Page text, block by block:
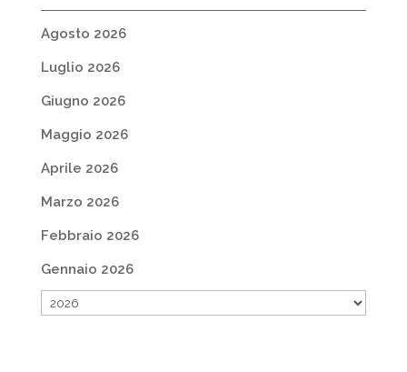
Agosto 2026
Luglio 2026
Giugno 2026
Maggio 2026
Aprile 2026
Marzo 2026
Febbraio 2026
Gennaio 2026